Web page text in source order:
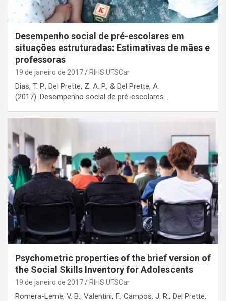
Desempenho social de pré-escolares em
situações estruturadas: Estimativas de mães e
professoras
19 de janeiro de 2017 RIHS UFSCar
Dias, T. P., Del Prette, Z. A. P., & Del Prette, A.
(2017). Desempenho social de pré-escolares…
Psychometric properties of the brief version of
the Social Skills Inventory for Adolescents
19 de janeiro de 2017 RIHS UFSCar
Romera-Leme, V. B., Valentini, F., Campos, J. R., Del Prette,